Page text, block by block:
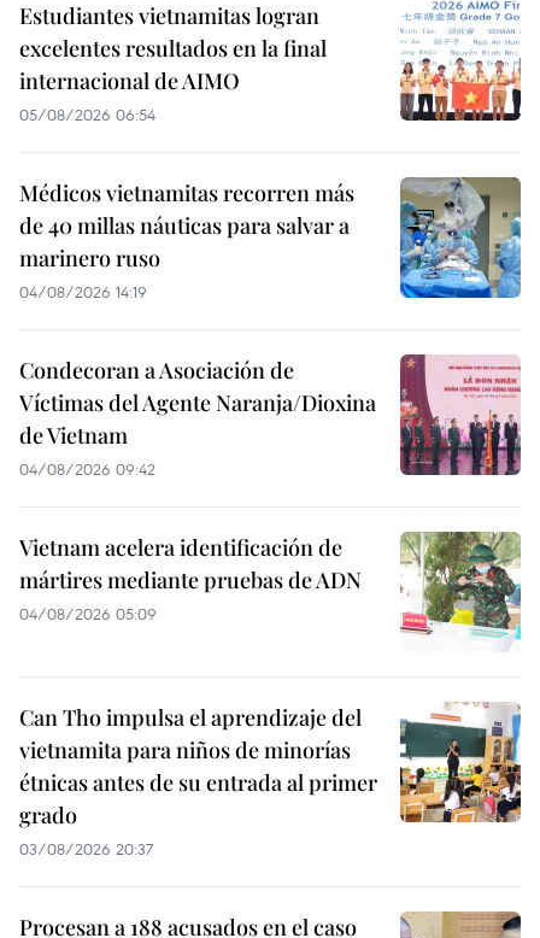
Estudiantes vietnamitas logran
excelentes resultados en la final
internacional de AIMO
05/08/2026 06:54
Médicos vietnamitas recorren más
de 40 millas náuticas para salvar a
marinero ruso
04/08/2026 14:19
Condecoran a Asociación de
Víctimas del Agente Naranja/Dioxina
de Vietnam
04/08/2026 09:42
Vietnam acelera identificación de
mártires mediante pruebas de ADN
04/08/2026 05:09
Can Tho impulsa el aprendizaje del
vietnamita para niños de minorías
étnicas antes de su entrada al primer
grado
03/08/2026 20:37
Procesan a 188 acusados en el caso